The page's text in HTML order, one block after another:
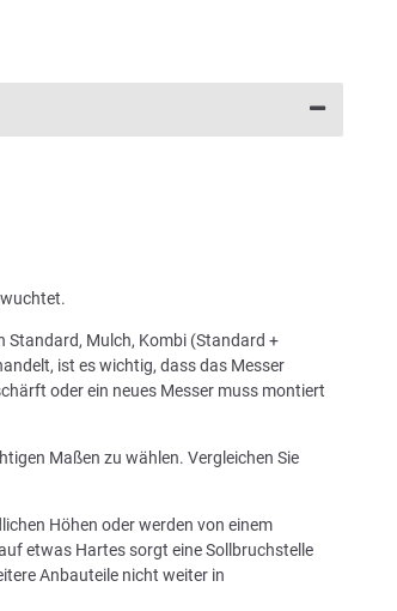
Standard, Mulch, Kombi (Standard +
ist es wichtig, dass das Messer
oder ein neues Messer muss montiert
Maßen zu wählen. Vergleichen Sie
Höhen oder werden von einem
etwas Hartes sorgt eine Sollbruchstelle
Anbauteile nicht weiter in